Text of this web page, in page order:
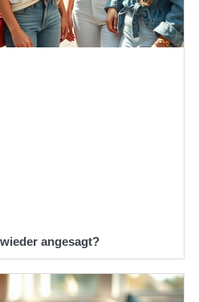
angesagt?